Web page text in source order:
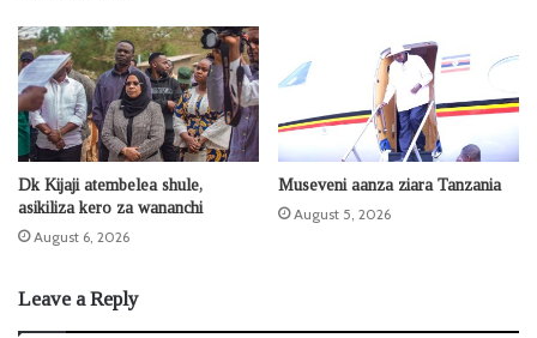
Dk Kijaji atembelea shule,
asikiliza kero za wananchi
August 6, 2026
Museveni aanza ziara Tanzania
August 5, 2026
Leave a Reply